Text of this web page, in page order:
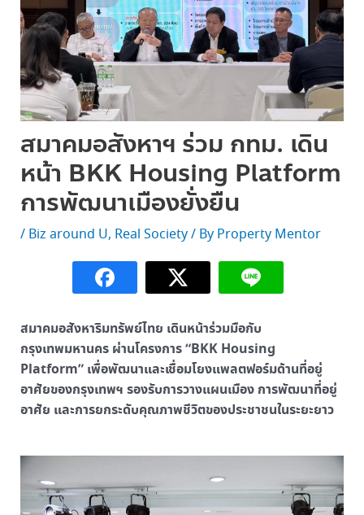
สมาคมอสังหาฯ ร่วม กทม. เดิน
หน้า BKK Housing Platform
การพัฒนาเมืองยั่งยืน
/ Biz around U, Real Society/ By Property Mentor
สมาคมอสังหาริมทรัพย์ไทย เดินหน้าร่วมมือกับ
กรุงเทพมหานคร ผ่านโครงการ “BKK Housing
Platform” เพื่อพัฒนาและเชื่อมโยงแพลตฟอร์มด้านที่อยู่
อาศัยของกรุงเทพฯ รองรับการวางแผนเมือง การพัฒนาที่อยู่
อาศัย และการยกระดับคุณภาพชีวิตของประชาชนในระยะยาว